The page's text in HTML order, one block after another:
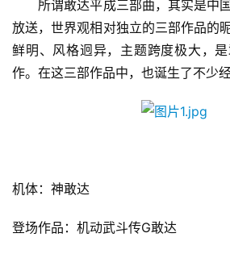
所谓敢达平成三部曲，其实是中
放送，世界观相对独立的三部作品的
鲜明、风格迥异，主题跨度极大，
作。在这三部作品中，也诞生了不少
机体：神敢达
登场作品：机动武斗传G敢达